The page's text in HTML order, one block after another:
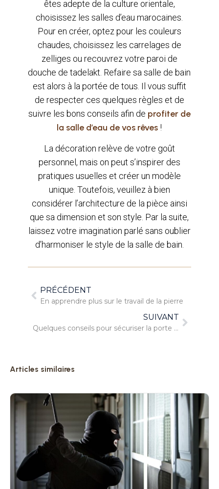
êtes adepte de la culture orientale,
choisissez les salles d’eau marocaines.
Pour en créer, optez pour les couleurs
chaudes, choisissez les carrelages de
zelliges ou recouvrez votre paroi de
douche de tadelakt. Refaire sa salle de bain
est alors à la portée de tous. Il vous suffit
de respecter ces quelques règles et de
suivre les bons conseils afin de profiter de
la salle d’eau de vos rêves !
La décoration relève de votre goût
personnel, mais on peut s’inspirer des
pratiques usuelles et créer un modèle
unique. Toutefois, veuillez à bien
considérer l’architecture de la pièce ainsi
que sa dimension et son style. Par la suite,
laissez votre imagination parlé sans oublier
d’harmoniser le style de la salle de bain.
PRÉCÉDENT
En apprendre plus sur le travail de la pierre
SUIVANT
Quelques conseils pour sécuriser la porte d’entrée
Articles similaires